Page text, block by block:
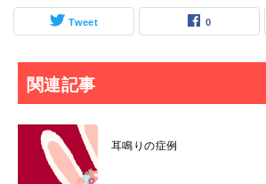
Tweet 0
関連記事
耳鳴りの症例